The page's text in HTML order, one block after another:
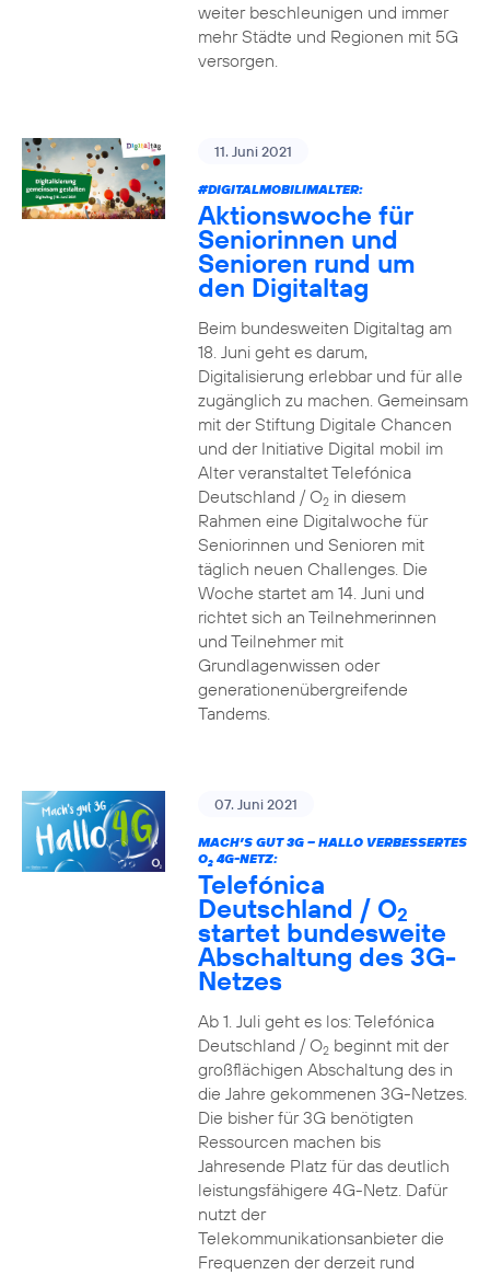
weiter beschleunigen und immer
mehr Städte und Regionen mit 5G
versorgen.
11. Juni 2021
#DIGITALMOBILIMALTER:
Aktionswoche für
Seniorinnen und
Senioren rund um
den Digitaltag
Beim bundesweiten Digitaltag am
18. Juni geht es darum,
Digitalisierung erlebbar und für alle
zugänglich zu machen. Gemeinsam
mit der Stiftung Digitale Chancen
und der Initiative Digital mobil im
Alter veranstaltet Telefónica
Deutschland / O2in diesem
Rahmen eine Digitalwoche für
Seniorinnen und Senioren mit
täglich neuen Challenges. Die
Woche startet am 14. Juni und
richtet sich an Teilnehmerinnen
und Teilnehmer mit
Grundlagenwissen oder
generationenübergreifende
Tandems.
07. Juni 2021
MACH’S GUT 3G – HALLO VERBESSERTES
O24G-NETZ:
Telefónica
Deutschland / O2
startet bundesweite
Abschaltung des 3G-
Netzes
Ab 1. Juli geht es los: Telefónica
Deutschland / O2beginnt mit der
großflächigen Abschaltung des in
die Jahre gekommenen 3G-Netzes.
Die bisher für 3G benötigten
Ressourcen machen bis
Jahresende Platz für das deutlich
leistungsfähigere 4G-Netz. Dafür
nutzt der
Telekommunikationsanbieter die
Frequenzen der derzeit rund